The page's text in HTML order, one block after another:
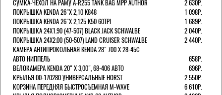
CУМКА-ЧЕХОЛ НА РАМУ A-R255 TANK BAG MPP AUTHOR
2 630Р.
ПОКРЫШКА KENDA 26"Х 2,10 K848
1 098Р.
ПОКРЫШКА KENDA 26"Х 2,125 K50 60TPI
1 689Р.
ПОКРЫШКА 24X1.90 (47-507) BLACK JACK SCHWALBE
2 040Р.
ПОКРЫШКА 24X2.00 (50-507) LAND CRUISER SCHWALBE
2 440Р.
КАМЕРА АНТИПРОКОЛЬНАЯ KENDA 28" 700 Х 28-45C
АВТО НИППЕЛЬ
658Р.
ВЕЛОКАМЕРА KENDA 20" Х 3,00", 68-406 АВТО
696Р.
КРЫЛЬЯ 00-170280 УНИВЕРСАЛЬНЫЕ HORST
2 550Р.
КОРЗИНА ПЕРЕДНЯЯ БЫСТРОСЪЕМНАЯ M-WAVE
6 610Р.